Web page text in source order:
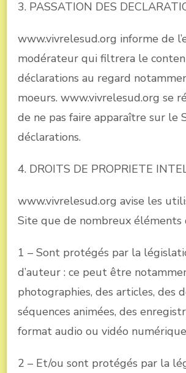
3. PASSATION DES
www.vivrelesud.org informe de
modérateur qui filtrera le
déclarations au regard
moeurs. www.vivrelesud.org se
de ne pas faire apparaître sur le
déclarations.
4. DROITS DE PROPRIETE
www.vivrelesud.org avise les
Site que de nombreux éléments
1 – Sont protégés par la
d’auteur : ce peut être
photographies, des articles, des
séquences animées, des
format audio ou vidéo
2 – Et/ou sont protégés par la